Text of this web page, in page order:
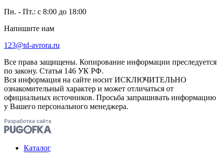
Пн. - Пт.: с 8:00 до 18:00
Напишите нам
123@td-avrora.ru
Все права защищены. Копирование информации преследуется
по закону. Статья 146 УК РФ.
Вся информация на сайте носит ИСКЛЮЧИТЕЛЬНО
ознакомительный характер и может отличаться от
официальных источников. Просьба запрашивать информацию
у Вашего персонального менеджера.
Каталог